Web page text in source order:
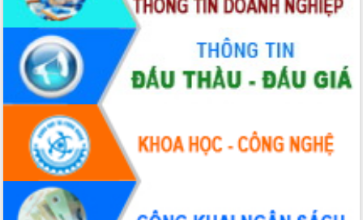
Đảm bảo cuộc bầu cử đại biểu Quốc
hội và đại biểu HĐND các cấp diễn ra
an toàn, hiệu quả, đúng quy định
Thủ tướng Chính phủ Phạm Minh Chính
kiểm tra, chỉ đạo hoàn thành các dự
án cao tốc và thăm khu tái định cư tại
Đắk Lắk
Sôi nổi Hội đua ngựa truyền thống Gò
Thì Thùng mừng Xuân Bính Ngọ 2026
Lãnh đạo tỉnh dâng hương tưởng niệm
tại Đập Đồng Cam đầu Xuân Bính Ngọ
Ngành nông nghiệp phấn đấu tăng